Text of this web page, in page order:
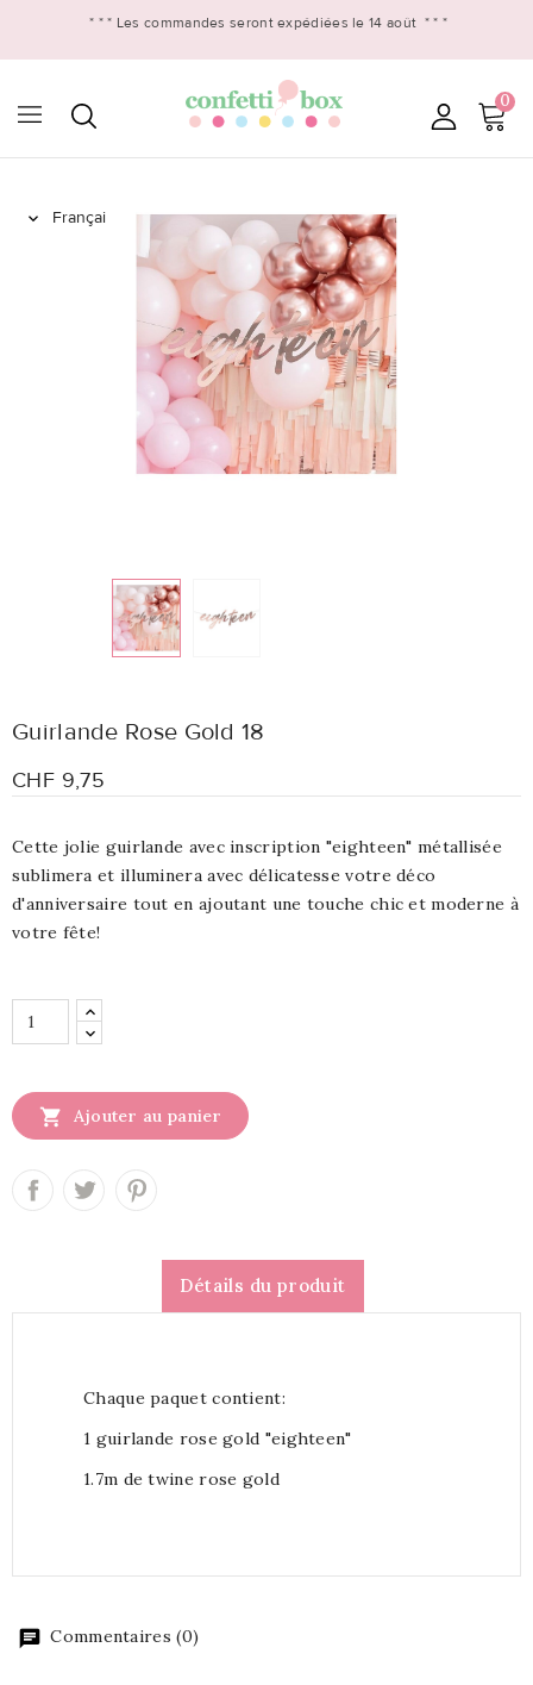
* * * Les commandes seront expédiées le 14 août * * *
0

Guirlande Rose Gold 18
CHF 9,75
Cette jolie guirlande avec inscription "eighteen" métallisée
sublimera et illuminera avec délicatesse votre déco
d'anniversaire tout en ajoutant une touche chic et moderne à
votre fête!
 Ajouter au panier
Détails du produit
Chaque paquet contient:
1 guirlande rose gold "eighteen"
1.7m de twine rose gold
Commentaires (0)